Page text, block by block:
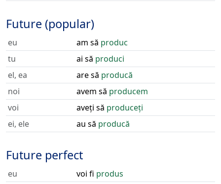
Future (popular)
eu am să produc
tu
ai să produci
el, ea
are să producă
noi
avem să producem
voi
aveți să produceți
ei, ele
au să producă
Future perfect
eu voi fi produs